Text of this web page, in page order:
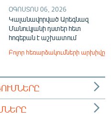
ՕԳՈՍՏՈՍ 06, 2026
Կալանավորված Արեգնազ
Մանուկյանի դստեր հետ
հոգեբան է աշխատում
Բոլոր հեռարձակումների արխիվը